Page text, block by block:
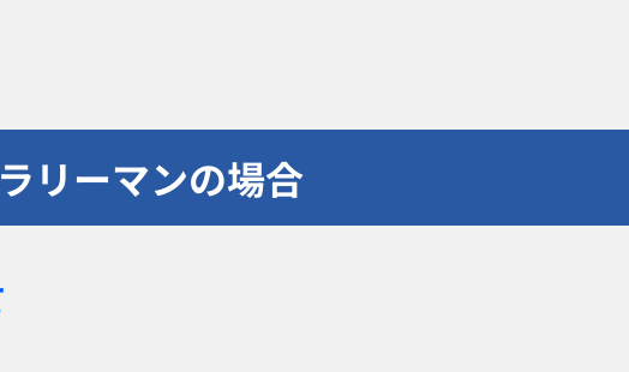
リーマンの場合